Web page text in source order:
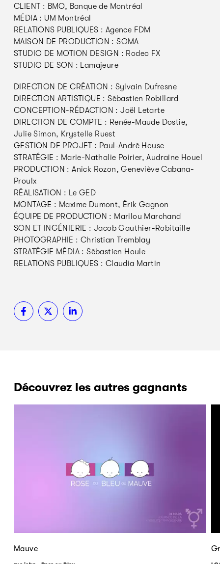
CLIENT : BMO, Banque de Montréal
MÉDIA : UM Montréal
RELATIONS PUBLIQUES : Agence FDM
MAISON DE PRODUCTION : SOMA
STUDIO DE MOTION DESIGN : Rodeo FX
STUDIO DE SON : Lamajeure
DIRECTION DE CRÉATION : Sylvain Dufresne
DIRECTION ARTISTIQUE : Sébastien Robillard
CONCEPTION-RÉDACTION : Joël Letarte
DIRECTION DE COMPTE : Renée-Maude Dostie,
Julie Simon, Krystelle Ruest
GESTION DE PROJET : Paul-André House
STRATÉGIE : Marie-Nathalie Poirier, Audraine Houel
PRODUCTION : Anick Rozon, Geneviève Cabana-
Proulx
RÉALISATION : Le GED
MONTAGE : Maxime Dumont, Érik Gagnon
ÉQUIPE DE PRODUCTION : Marilou Marchand
SON ET INGÉNIERIE : Jacob Gauthier-Robitaille
PHOTOGRAPHIE : Christian Tremblay
STRATÉGIE MÉDIA : Sébastien Houle
RELATIONS PUBLIQUES : Claudia Martin
Découvrez les autres gagnants
Mauve